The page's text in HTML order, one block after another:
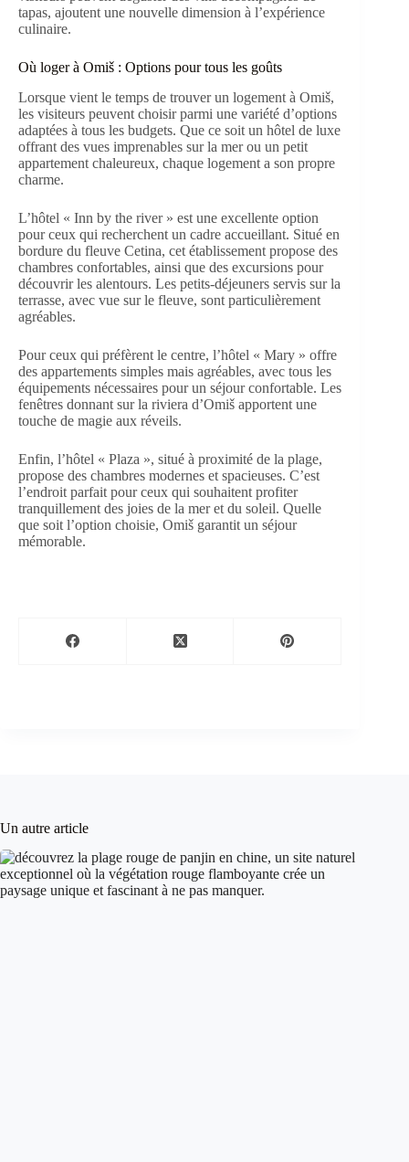
tapas, ajoutent une nouvelle dimension à l’expérience
culinaire.
Où loger à Omiš : Options pour tous les goûts
Lorsque vient le temps de trouver un logement à Omiš,
les visiteurs peuvent choisir parmi une variété d’options
adaptées à tous les budgets. Que ce soit un hôtel de luxe
offrant des vues imprenables sur la mer ou un petit
appartement chaleureux, chaque logement a son propre
charme.
L’hôtel « Inn by the river » est une excellente option
pour ceux qui recherchent un cadre accueillant. Situé en
bordure du fleuve Cetina, cet établissement propose des
chambres confortables, ainsi que des excursions pour
découvrir les alentours. Les petits-déjeuners servis sur la
terrasse, avec vue sur le fleuve, sont particulièrement
agréables.
Pour ceux qui préfèrent le centre, l’hôtel « Mary » offre
des appartements simples mais agréables, avec tous les
équipements nécessaires pour un séjour confortable. Les
fenêtres donnant sur la riviera d’Omiš apportent une
touche de magie aux réveils.
Enfin, l’hôtel « Plaza », situé à proximité de la plage,
propose des chambres modernes et spacieuses. C’est
l’endroit parfait pour ceux qui souhaitent profiter
tranquillement des joies de la mer et du soleil. Quelle
que soit l’option choisie, Omiš garantit un séjour
mémorable.
Un autre article